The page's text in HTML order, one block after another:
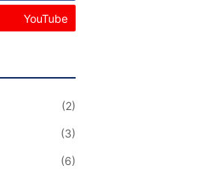
YouTube
(2)
(3)
(6)